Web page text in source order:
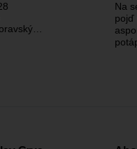
Na
pojď